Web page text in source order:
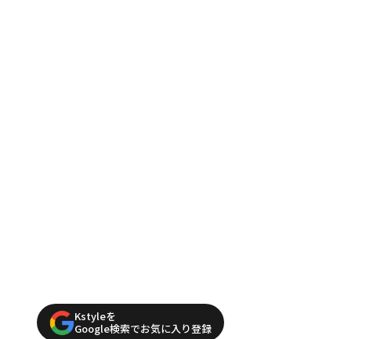
Kstyleを
Google検索でお気に入り登録